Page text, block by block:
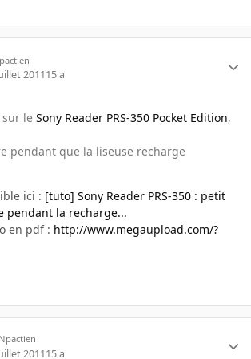
201115 a
sur le Sony Reader PRS-350 Pocket Edition,
pendant que la liseuse recharge
ici : [tuto] Sony Reader PRS-350 : petit
pendant la recharge...
en pdf : http://www.megaupload.com/?
201115 a